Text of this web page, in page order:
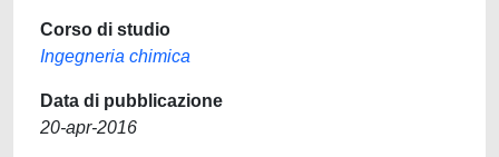
Corso di studio
Ingegneria chimica
Data di pubblicazione
20-apr-2016